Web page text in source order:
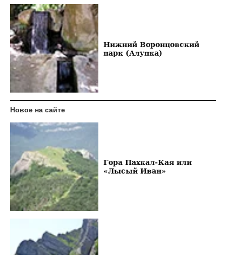
Нижний Воронцовский
парк (Алупка)
Новое на сайте
Гора Пахкал-Кая или
«Лысый Иван»